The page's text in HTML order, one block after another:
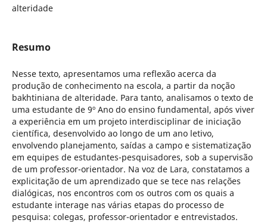
alteridade
Resumo
Nesse texto, apresentamos uma reflexão acerca da
produção de conhecimento na escola, a partir da noção
bakhtiniana de alteridade. Para tanto, analisamos o texto de
uma estudante de 9º Ano do ensino fundamental, após viver
a experiência em um projeto interdisciplinar de iniciação
científica, desenvolvido ao longo de um ano letivo,
envolvendo planejamento, saídas a campo e sistematização
em equipes de estudantes-pesquisadores, sob a supervisão
de um professor-orientador. Na voz de Lara, constatamos a
explicitação de um aprendizado que se tece nas relações
dialógicas, nos encontros com os outros com os quais a
estudante interage nas várias etapas do processo de
pesquisa: colegas, professor-orientador e entrevistados.